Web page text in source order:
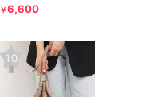
￥6,600